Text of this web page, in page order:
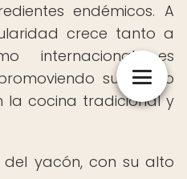
endémicos. A
crece tanto a
internacional, es
su cultivo
la cocina tradicional y
del yacón, con su alto